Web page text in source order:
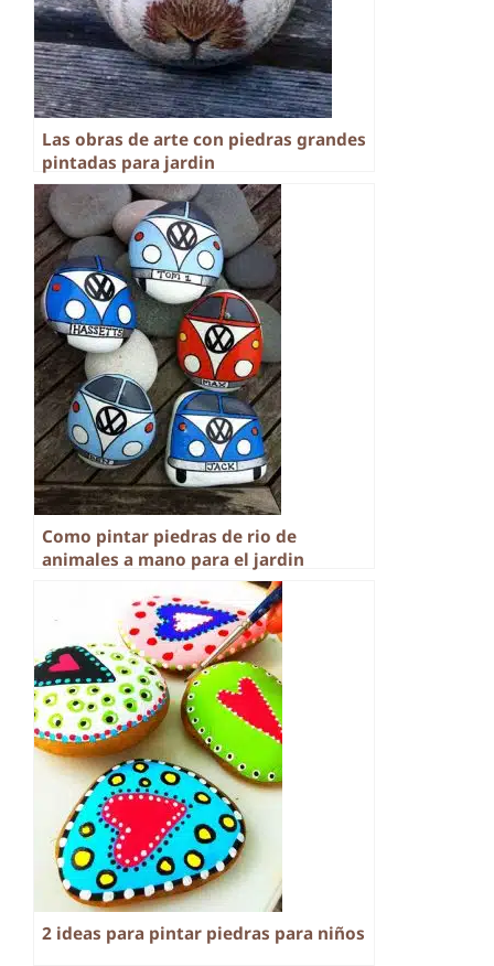
Las obras de arte con piedras grandes
pintadas para jardin
Como pintar piedras de rio de
animales a mano para el jardin
2 ideas para pintar piedras para niños